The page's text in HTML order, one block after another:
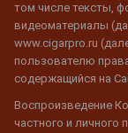
том числе тексты,
видеоматериалы
www.cigarpro.ru
пользователю
содержащийся на
Воспроизведение
частного и личного